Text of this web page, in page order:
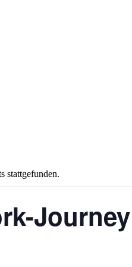
stattgefunden.